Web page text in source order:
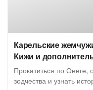
Карельские
Кижи и
Прокатиться по Онеге,
зодчества и узнать